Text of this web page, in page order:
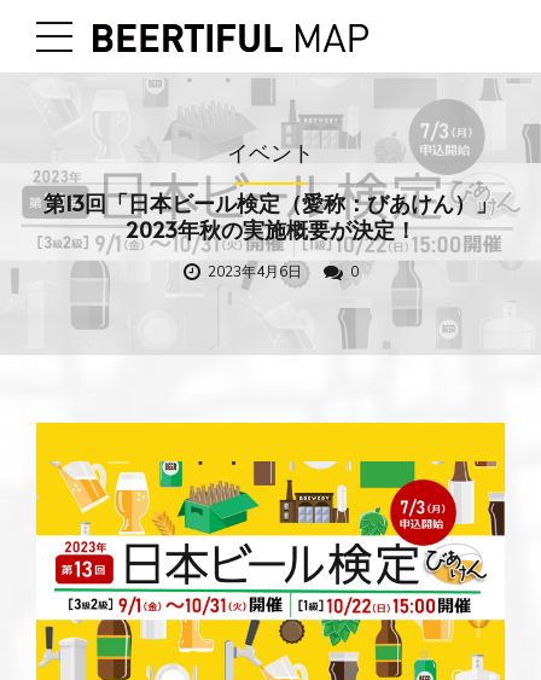
イベント
第13回「日本ビール検定（愛称：びあけん）」
2023年秋の実施概要が決定！
2023年4月6日 0